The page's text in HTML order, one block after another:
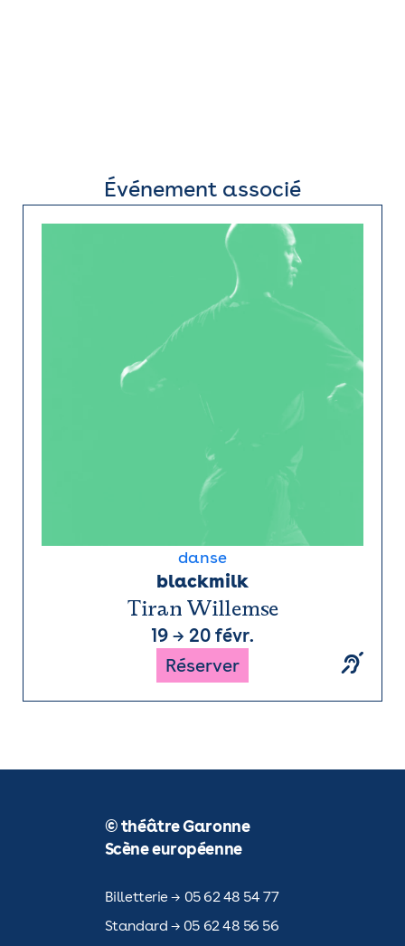
Événement associé
danse
blackmilk
Tiran Willemse
19 → 20 févr.
Réserver
© théâtre Garonne
Scène européenne
Billetterie → 05 62 48 54 77
Standard → 05 62 48 56 56